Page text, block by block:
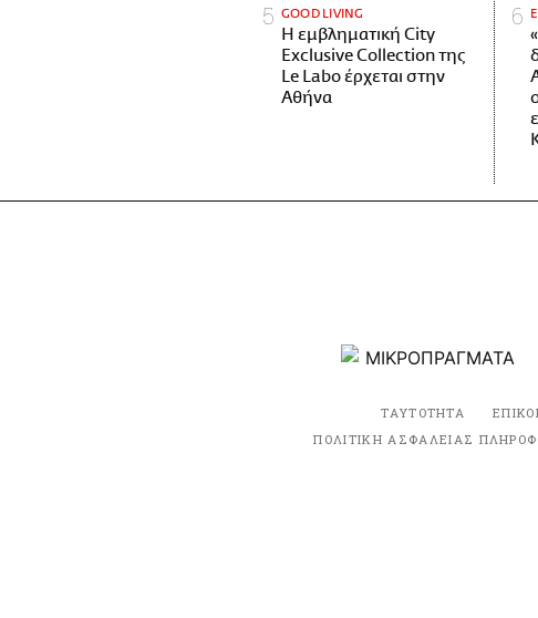
GOOD LIVING
Η εμβληματική City
Exclusive Collection της
Le Labo έρχεται στην
Αθήνα
ΤΑΥΤΟΤΗΤΑ
ΠΟΛΙΤΙΚΗ ΑΣΦΑΛΕΙΑΣ